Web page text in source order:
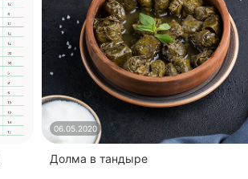
06.05.2020
​Долма в тандыре